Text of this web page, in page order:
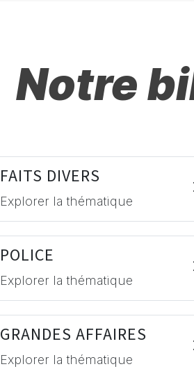
Notre
FAITS DIVERS
Explorer la thématique
POLICE
Explorer la thématique
GRANDES AFFAIRES
Explorer la thématique